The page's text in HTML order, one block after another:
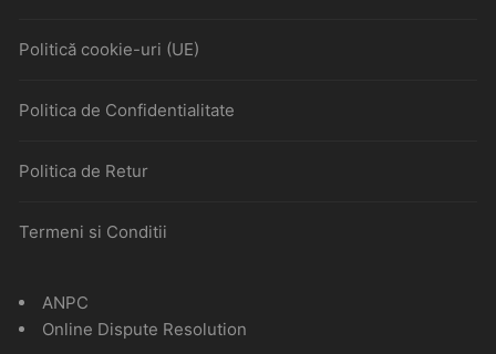
Politică cookie-uri (UE)
Politica de Confidentialitate
Politica de Retur
Termeni si Conditii
ANPC
Online Dispute Resolution